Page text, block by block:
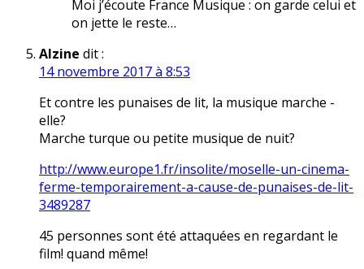
Moi j’écoute France Musique : on garde celui et
on jette le reste…
Alzine dit :
14 novembre 2017 à 8:53
Et contre les punaises de lit, la musique marche -
elle?
Marche turque ou petite musique de nuit?
http://www.europe1.fr/insolite/moselle-un-cinema-
ferme-temporairement-a-cause-de-punaises-de-lit-
3489287
45 personnes sont été attaquées en regardant le
film! quand même!